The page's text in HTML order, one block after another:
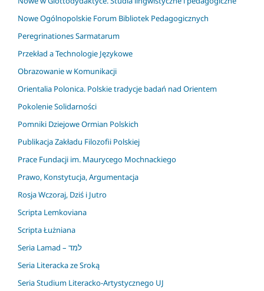
Nowe Ogólnopolskie Forum Bibliotek Pedagogicznych
Peregrinationes Sarmatarum
Przekład a Technologie Językowe
Obrazowanie w Komunikacji
Orientalia Polonica. Polskie tradycje badań nad Orientem
Pokolenie Solidarności
Pomniki Dziejowe Ormian Polskich
Publikacja Zakładu Filozofii Polskiej
Prace Fundacji im. Maurycego Mochnackiego
Prawo, Konstytucja, Argumentacja
Rosja Wczoraj, Dziś i Jutro
Scripta Lemkoviana
Scripta Łużniana
Seria Lamad – למד
Seria Literacka ze Sroką
Seria Studium Literacko-Artystycznego UJ